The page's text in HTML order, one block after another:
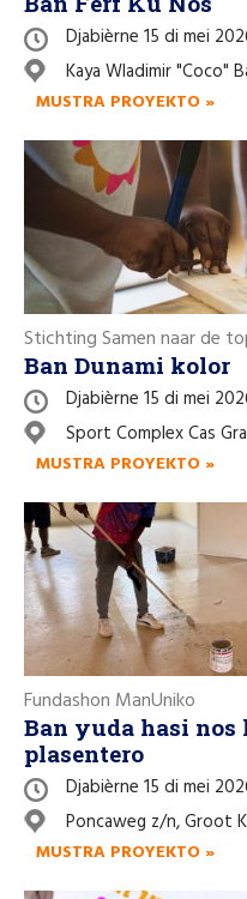
Djabièrne 15 di mei
Kaya Wladimir "Coco"
MUSTRA PROYEKTO »
Stichting Samen naar de
Ban Dunami kolor
Djabièrne 15 di mei
Sport Complex Cas
MUSTRA PROYEKTO »
Fundashon ManUniko
Ban yuda hasi nos
plasentero
Djabièrne 15 di mei
Poncaweg z/n, Groot
MUSTRA PROYEKTO »